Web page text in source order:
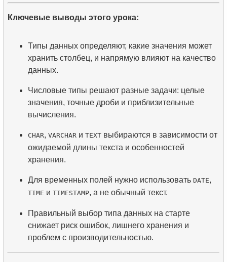
Ключевые выводы этого урока:
Типы данных определяют, какие значения может
хранить столбец, и напрямую влияют на качество
данных.
Числовые типы решают разные задачи: целые
значения, точные дроби и приблизительные
вычисления.
CHAR, VARCHAR и TEXT выбираются в зависимости от
ожидаемой длины текста и особенностей
хранения.
Для временных полей нужно использовать DATE,
TIME и TIMESTAMP, а не обычный текст.
Правильный выбор типа данных на старте
снижает риск ошибок, лишнего хранения и
проблем с производительностью.